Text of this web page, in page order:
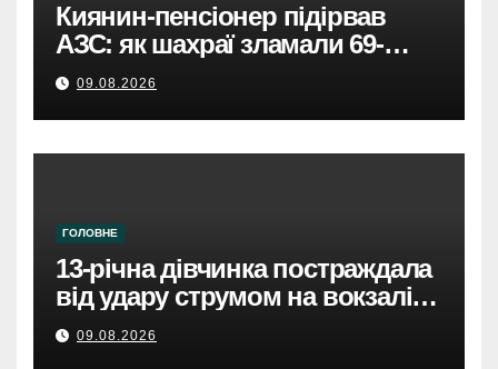
Киянин-пенсіонер підірвав
АЗС: як шахраї зламали 69-
річного чоловіка.
09.08.2026
ГОЛОВНЕ
13-річна дівчинка постраждала
від удару струмом на вокзалі в
Броварах.
09.08.2026